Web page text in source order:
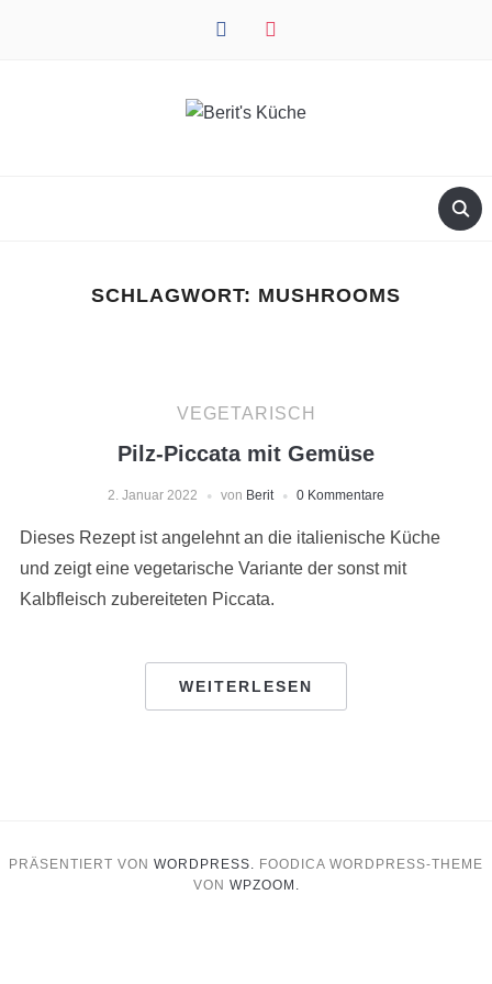
facebook instagram
SCHLAGWORT: MUSHROOMS
VEGETARISCH
Pilz-Piccata mit Gemüse
2. Januar 2022 von Berit 0 Kommentare
Dieses Rezept ist angelehnt an die italienische Küche
und zeigt eine vegetarische Variante der sonst mit
Kalbfleisch zubereiteten Piccata.
WEITERLESEN
PRÄSENTIERT VON WORDPRESS. FOODICA WORDPRESS-THEME
VON WPZOOM.